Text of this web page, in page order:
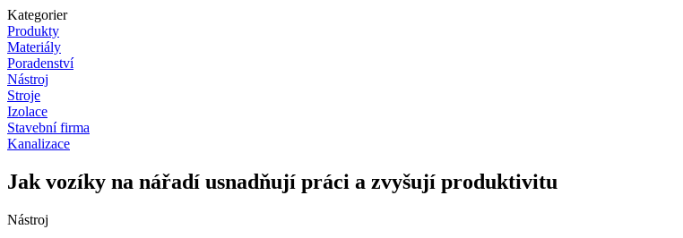
Kategorier
Produkty
Materiály
Poradenství
Nástroj
Stroje
Izolace
Stavební firma
Kanalizace
Jak vozíky na nářadí usnadňují práci a zvyšují produktivitu
Nástroj